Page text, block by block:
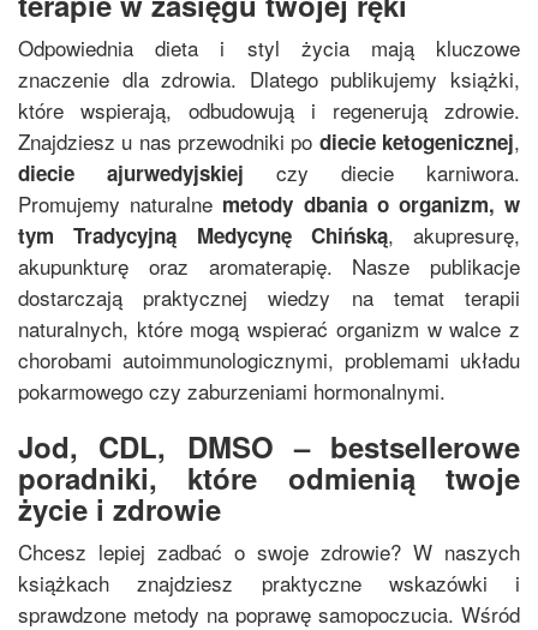
Odpowiednia dieta i styl życia mają kluczowe
znaczenie dla zdrowia. Dlatego publikujemy książki,
które wspierają, odbudowują i regenerują zdrowie.
Znajdziesz u nas przewodniki po diecie ketogenicznej,
diecie ajurwedyjskiej czy diecie karniwora.
Promujemy naturalne metody dbania o organizm, w
tymTradycyjną Medycynę Chińską, akupresurę,
akupunkturę oraz aromaterapię. Nasze publikacje
dostarczają praktycznej wiedzy na temat terapii
naturalnych, które mogą wspierać organizm w walce z
chorobami autoimmunologicznymi, problemami układu
pokarmowego czy zaburzeniami hormonalnymi.
Jod, CDL, DMSO – bestsellerowe
poradniki, które odmienią twoje
życie i zdrowie
Chcesz lepiej zadbać o swoje zdrowie? W naszych
książkach znajdziesz praktyczne wskazówki i
sprawdzone metody na poprawę samopoczucia. Wśród